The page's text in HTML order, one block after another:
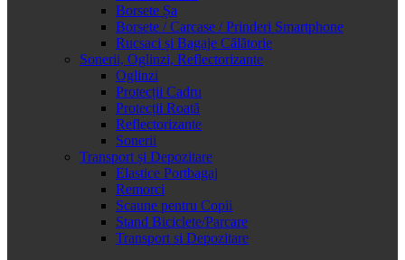
Borsete Șa
Borsete / Carcase / Prinderi Smartphone
Rucsaci și Bagaje Călătorie
Sonerii, Oglinzi, Reflectorizante
Oglinzi
Protecții Cadru
Protecții Roată
Reflectorizante
Sonerii
Transport și Depozitare
Elastice Portbagaj
Remorci
Scaune pentru Copii
Stand Biciclete/Parcare
Transport si Depozitare